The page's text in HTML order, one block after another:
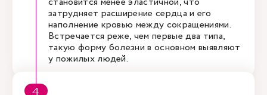
затрудняет расширение сердца и его
наполнение кровью между сокращениями.
Встречается реже, чем первые два типа,
такую форму болезни в основном выявляют
у пожилых людей.